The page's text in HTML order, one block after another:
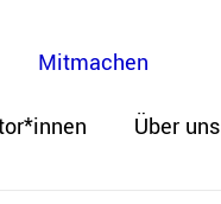
Über uns
Mitmachen